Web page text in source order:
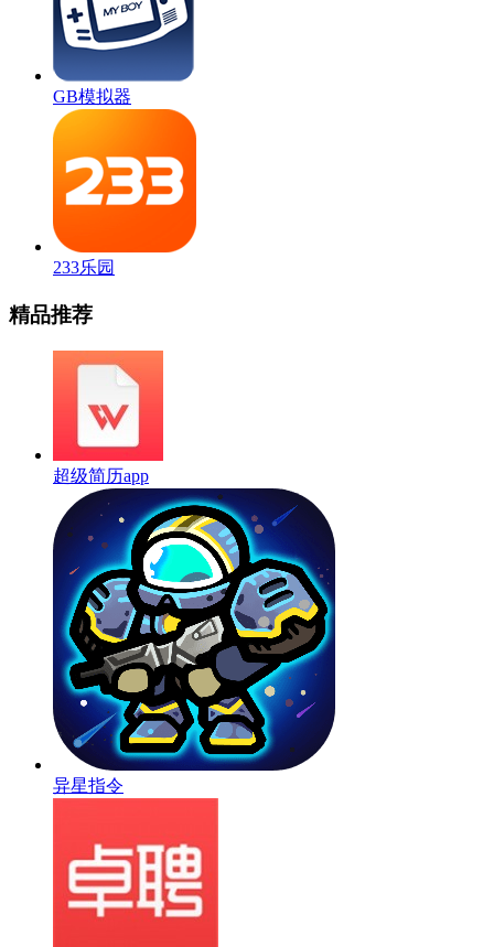
GB模拟器
233乐园
精品推荐
超级简历app
异星指令